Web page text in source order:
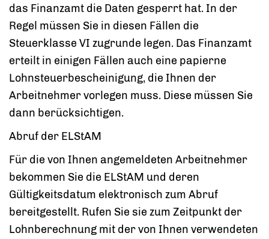
das Finanzamt die Daten gesperrt hat. In der
Regel müssen Sie in diesen Fällen die
Steuerklasse VI zugrunde legen. Das Finanzamt
erteilt in einigen Fällen auch eine papierne
Lohnsteuerbescheinigung, die Ihnen der
Arbeitnehmer vorlegen muss. Diese müssen Sie
dann berücksichtigen.
Abruf der ELStAM
Für die von Ihnen angemeldeten Arbeitnehmer
bekommen Sie die ELStAM und deren
Gültigkeitsdatum elektronisch zum Abruf
bereitgestellt. Rufen Sie sie zum Zeitpunkt der
Lohnberechnung mit der von Ihnen verwendeten